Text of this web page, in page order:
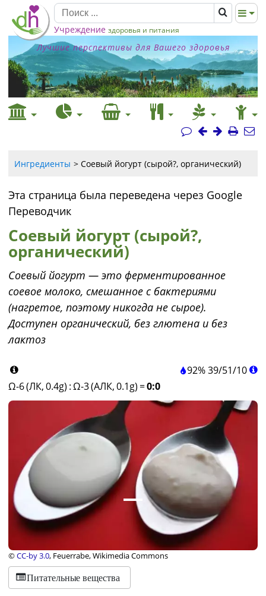
Учреждение здоровья и питания
Лучшие перспективы для Вашего здоровья
Ингредиенты Соевый йогурт (сырой?, органический)
Эта страница была переведена через Google
Переводчик
Соевый йогурт (сырой?,
органический)
Соевый йогурт — это ферментированное
соевое молоко, смешанное с бактериями
(нагретое, поэтому никогда не сырое).
Доступен органический, без глютена и без
лактоз
92%39/51/10
Ω-6 (ЛК, 0.4g) :Ω-3 (АЛК, 0.1g) =0:0
©CC-by 3.0, Feuerrabe, Wikimedia Commons
Питательные вещества